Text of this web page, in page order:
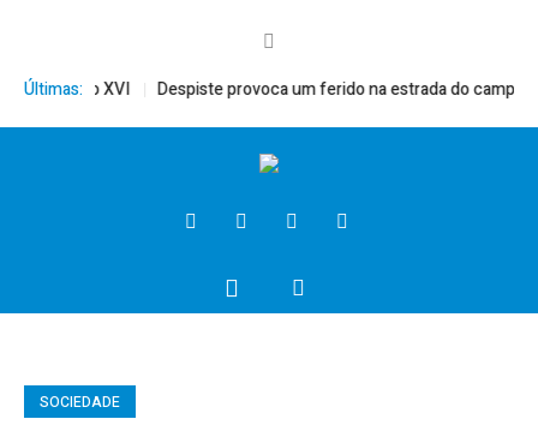
Últimas:
Bento XVI Despiste provoca um ferido na estrada do campo
SOCIEDADE